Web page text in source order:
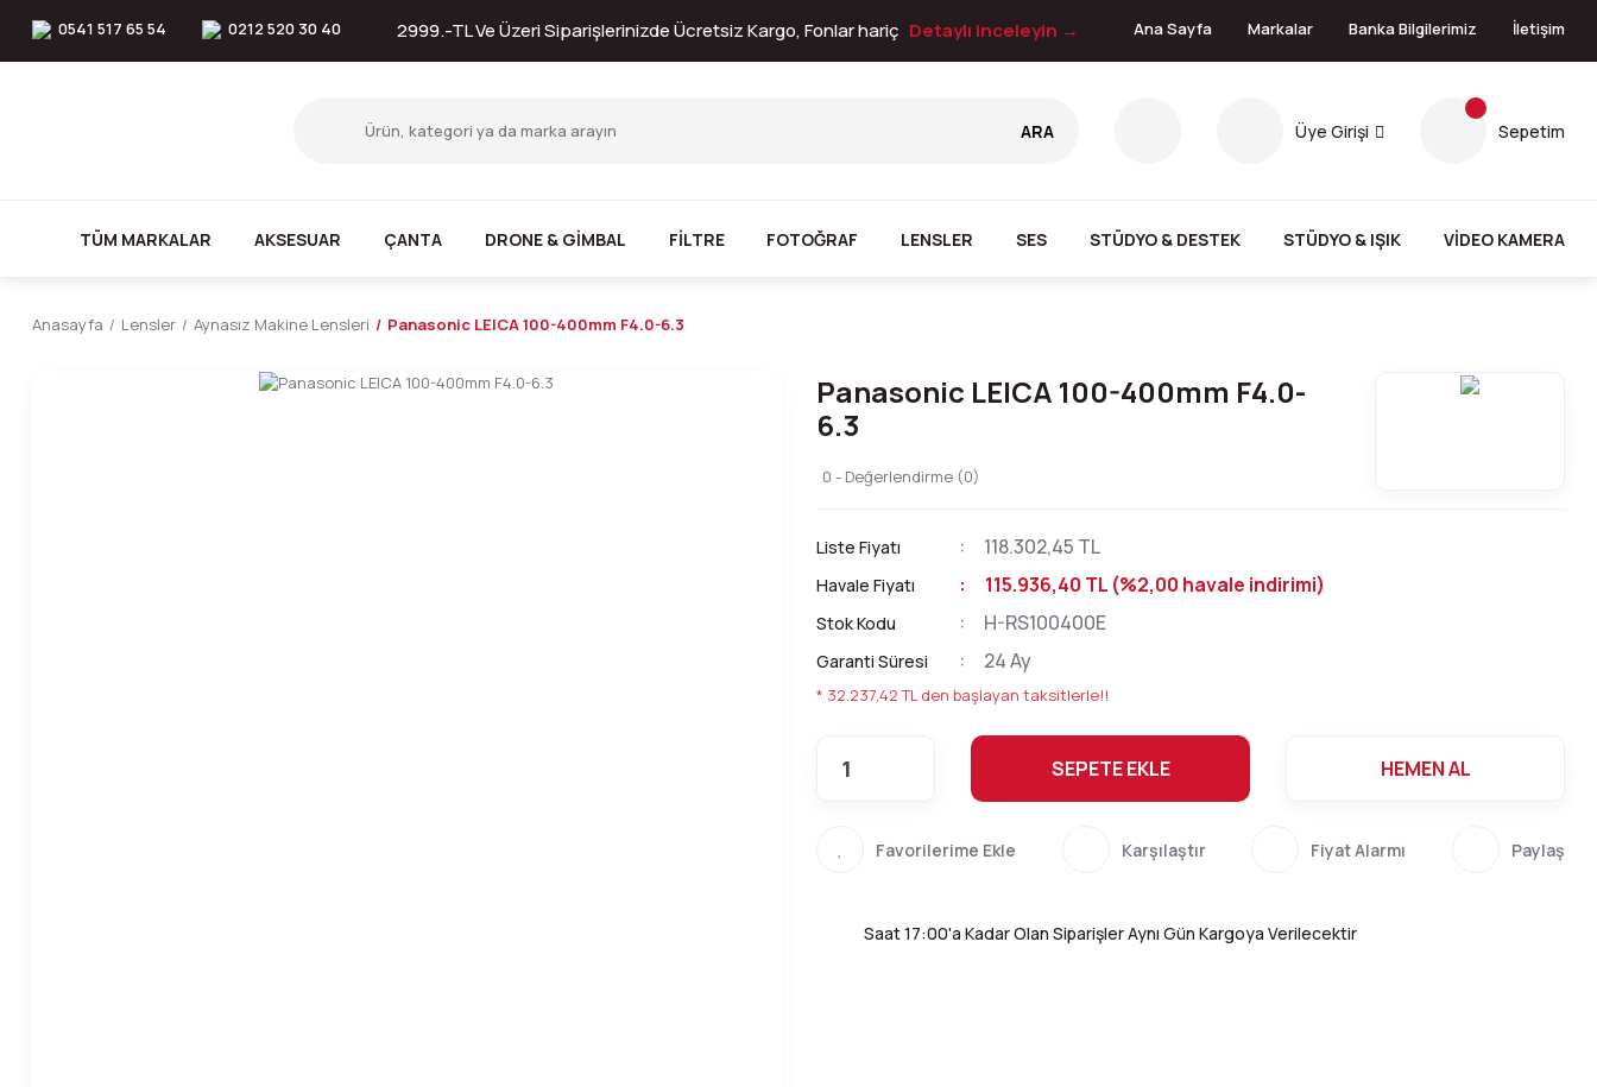
0541 517 65 54 0212 520 30 40 2999.-TL Ve Üzeri Siparişlerinizde Ücretsiz Kargo, Fonlar hariç Detaylı inceleyin → Ana Sayfa Markalar Banka Bilgilerimiz İletişim
ARA Üye Girişi Sepetim
TÜM MARKALAR AKSESUAR ÇANTA DRONE & GİMBAL FİLTRE FOTOĞRAF LENSLER SES STÜDYO & DESTEK STÜDYO & IŞIK VİDEO KAMERA
Anasayfa Lensler Aynasız Makine Lensleri Panasonic LEICA 100-400mm F4.0-6.3
Panasonic LEICA 100-400mm F4.0-
6.3
0 - Değerlendirme (0)
Liste Fiyatı 118.302,45 TL
Havale Fiyatı 115.936,40 TL (%2,00 havale indirimi)
Stok Kodu H-RS100400E
Garanti Süresi 24 Ay
* 32.237,42 TL den başlayan taksitlerle!!
SEPETE EKLE HEMEN AL
Karşılaştır Fiyat Alarmı Paylaş
Saat 17:00'a Kadar Olan Siparişler Aynı Gün Kargoya Verilecektir